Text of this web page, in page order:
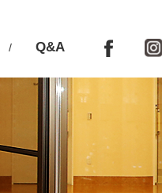
Q&A